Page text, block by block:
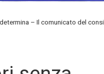
– Il comunicato del